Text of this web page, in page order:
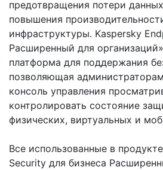
предотвращения потери
повышения
инфраструктуры. Kaspersky
Расширенный для
платформа для поддержания
позволяющая
консоль управления
контролировать состояние
физических, виртуальных и
Все использованные в
Security для бизнеса